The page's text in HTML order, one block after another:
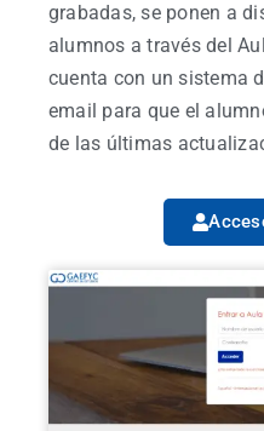
grabadas, se ponen a
alumnos a través del
cuenta con un sistema
email para que el
de las últimas